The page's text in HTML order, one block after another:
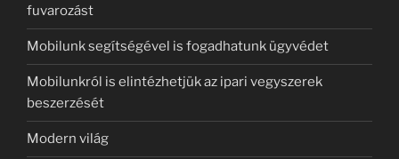
fuvarozást
Mobilunk segítségével is fogadhatunk ügyvédet
Mobilunkról is elintézhetjük az ipari vegyszerek
beszerzését
Modern világ